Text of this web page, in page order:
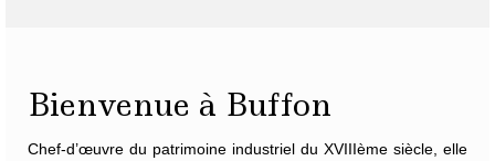
Bienvenue à Buffon
Chef-d’œuvre du patrimoine industriel du XVIIIème siècle, elle